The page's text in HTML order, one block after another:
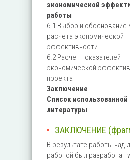
экономической
работы
6.1 Выбор и обоснование
расчета экономической
эффективности
6.2 Расчет показателей
экономической
проекта
Заключение
Список использованной
литературы
ЗАКЛЮЧЕНИЕ
В результате работы над
работой был разработан